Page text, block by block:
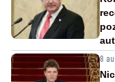
8